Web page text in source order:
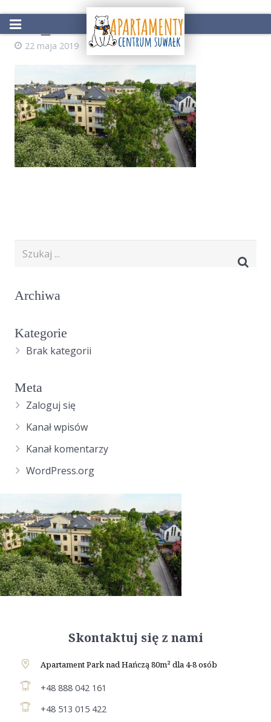
Start
Atrakcje w okolicy
Galeria
Kontakt
DJI_0576
22 maja 2019 AdminZS
Archiwa
Kategorie
Brak kategorii
Meta
Zaloguj się
Kanał wpisów
Kanał komentarzy
WordPress.org
Skontaktuj się z nami
Apartament Park nad Hańczą 80m² dla 4-8 osób
+48 888 042 161
+48 513 015 422